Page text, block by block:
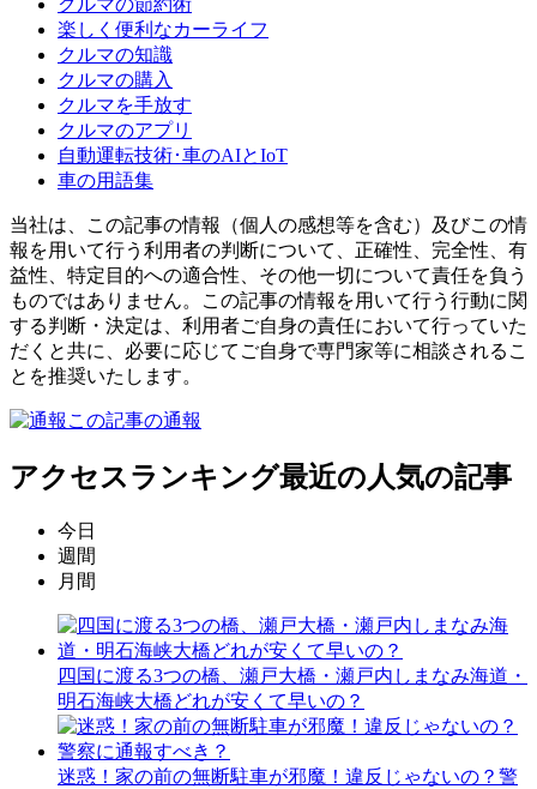
楽しく便利なカーライフ
クルマの知識
クルマの購入
クルマを手放す
クルマのアプリ
自動運転技術･車のAIとIoT
車の用語集
当社は、この記事の情報（個人の感想等を含む）及びこの情
報を用いて行う利用者の判断について、正確性、完全性、有
益性、特定目的への適合性、その他一切について責任を負う
ものではありません。この記事の情報を用いて行う行動に関
する判断・決定は、利用者ご自身の責任において行っていた
だくと共に、必要に応じてご自身で専門家等に相談されるこ
とを推奨いたします。
この記事の通報
アクセスランキング最近の人気の記事
今日
週間
月間
四国に渡る3つの橋、瀬戸大橋・瀬戸内しまなみ海道・
明石海峡大橋どれが安くて早いの？
迷惑！家の前の無断駐車が邪魔！違反じゃないの？警